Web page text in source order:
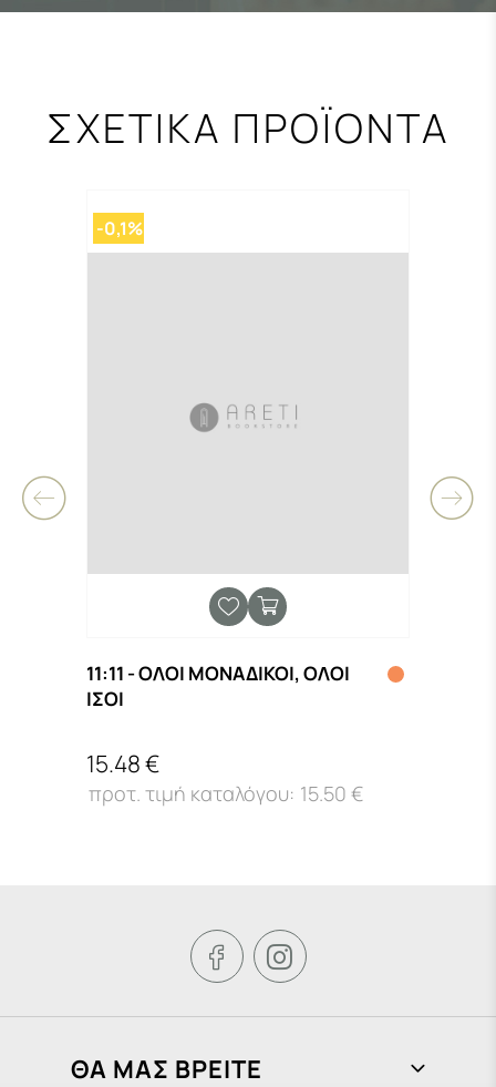
ΣΧΕΤΙΚΑ ΠΡΟΪΟΝΤΑ
-0,1%
11:11 - ΟΛΟΙ ΜΟΝΑΔΙΚΟΙ, ΟΛΟΙ
ΙΣΟΙ
15.48 €
15.50 €
 
ΘΑ ΜΑΣ ΒΡΕΙΤΕ